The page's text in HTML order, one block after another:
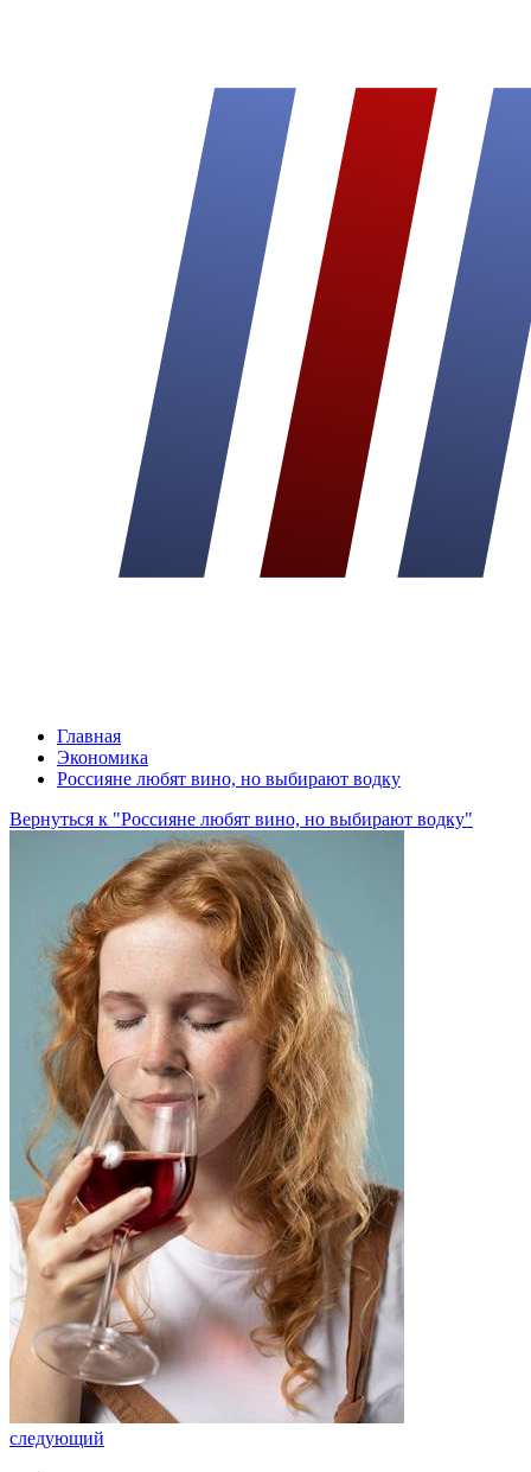
Главная
Экономика
Россияне любят вино, но выбирают водку
Вернуться к "Россияне любят вино, но выбирают водку"
следующий